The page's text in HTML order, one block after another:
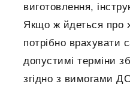
виготовлення,
Якщо ж йдеться про
потрібно врахувати
допустимі терміни
згідно з вимогами